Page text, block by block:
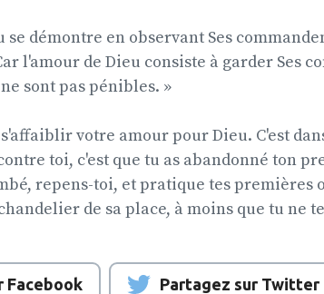
se démontre en observant Ses
l'amour de Dieu consiste à garder Ses
sont pas pénibles. »
votre amour pour Dieu. C'est
toi, c'est que tu as abandonné ton
repens-toi, et pratique tes premières
de sa place, à moins que tu ne
Facebook Partagez sur Twitter